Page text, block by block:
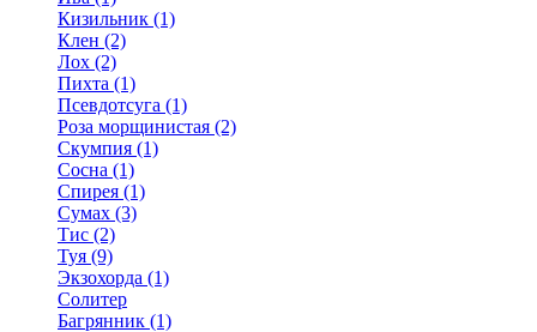
Кизильник (1)
Клен (2)
Лох (2)
Пихта (1)
Псевдотсуга (1)
Роза морщинистая (2)
Скумпия (1)
Сосна (1)
Спирея (1)
Сумах (3)
Тис (2)
Туя (9)
Экзохорда (1)
Солитер
Багрянник (1)